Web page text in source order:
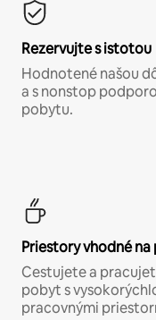
Rezervujte s istotou
Hodnotené našou
a s nonstop
pobytu.
Priestory vhodné
Cestujete a
pobyt s
pracovnými